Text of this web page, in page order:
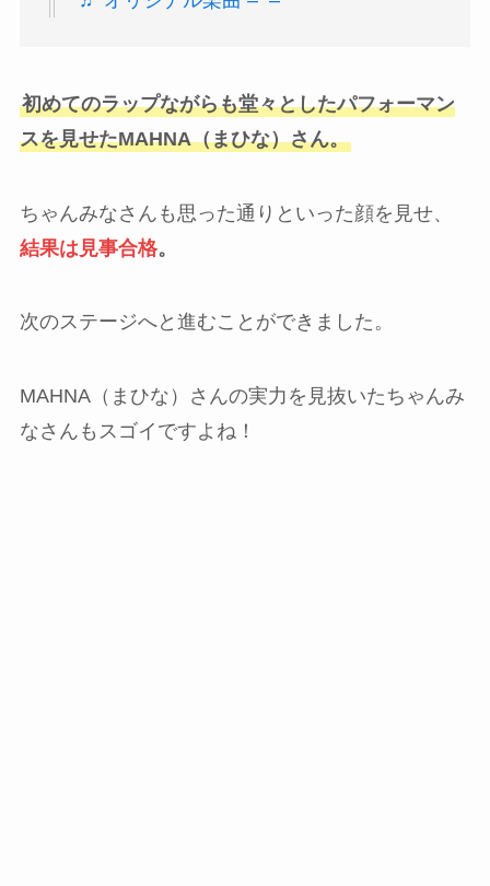
初めてのラップながらも堂々としたパフォーマン
スを見せたMAHNA（まひな）さん。
ちゃんみなさんも思った通りといった顔を見せ、
結果は見事合格。
次のステージへと進むことができました。
MAHNA（まひな）さんの実力を見抜いたちゃんみ
なさんもスゴイですよね！